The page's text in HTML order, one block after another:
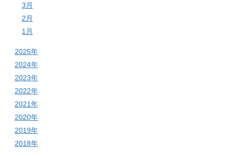
3月
2月
1月
2025年
2024年
2023年
2022年
2021年
2020年
2019年
2018年